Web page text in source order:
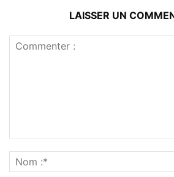
LAISSER UN